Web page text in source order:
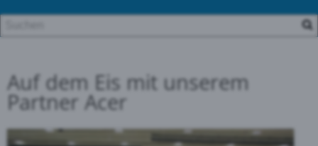
Auf dem Eis mit unserem
Partner Acer